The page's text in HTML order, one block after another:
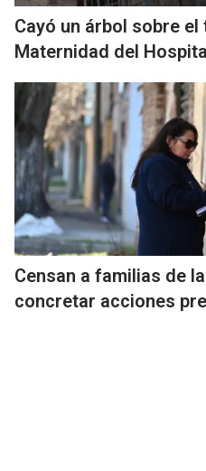
Cayó un árbol sobre el
Maternidad del
Censan a familias de
concretar acciones